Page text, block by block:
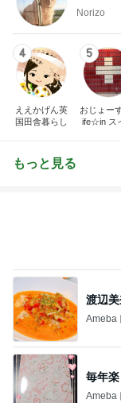
ええかげん英
国田舎暮らし
おじょー
ife☆in ス
もっと見る
反抗期
Ameba
レジェ
Ameba